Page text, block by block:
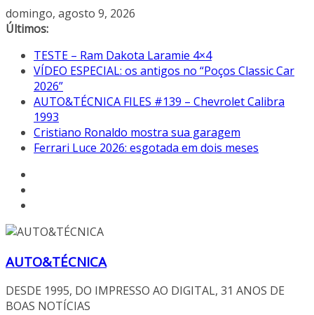
Pular
para
conteúdo
domingo, agosto 9, 2026
Últimos:
TESTE – Ram Dakota Laramie 4×4
VÍDEO ESPECIAL: os antigos no “Poços Classic Car
2026”
AUTO&TÉCNICA FILES #139 – Chevrolet Calibra
1993
Cristiano Ronaldo mostra sua garagem
Ferrari Luce 2026: esgotada em dois meses
AUTO&TÉCNICA
DESDE 1995, DO IMPRESSO AO DIGITAL, 31 ANOS DE
BOAS NOTÍCIAS